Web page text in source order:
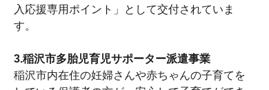
入応援専用ポイント」として交付されていま
す。
3.稲沢市多胎児育児サポーター派遣事業
稲沢市内在住の妊婦さんや赤ちゃんの子育てを